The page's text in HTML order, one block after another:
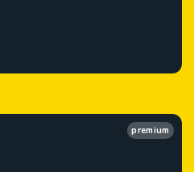
premium